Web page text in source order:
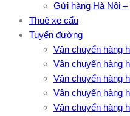
Gửi hàng Hà Nội –
Thuê xe cẩu
Tuyến đường
Vận chuyển hàng
Vận chuyển hàng
Vận chuyển hàng
Vận chuyển hàng
Vận chuyển hàng